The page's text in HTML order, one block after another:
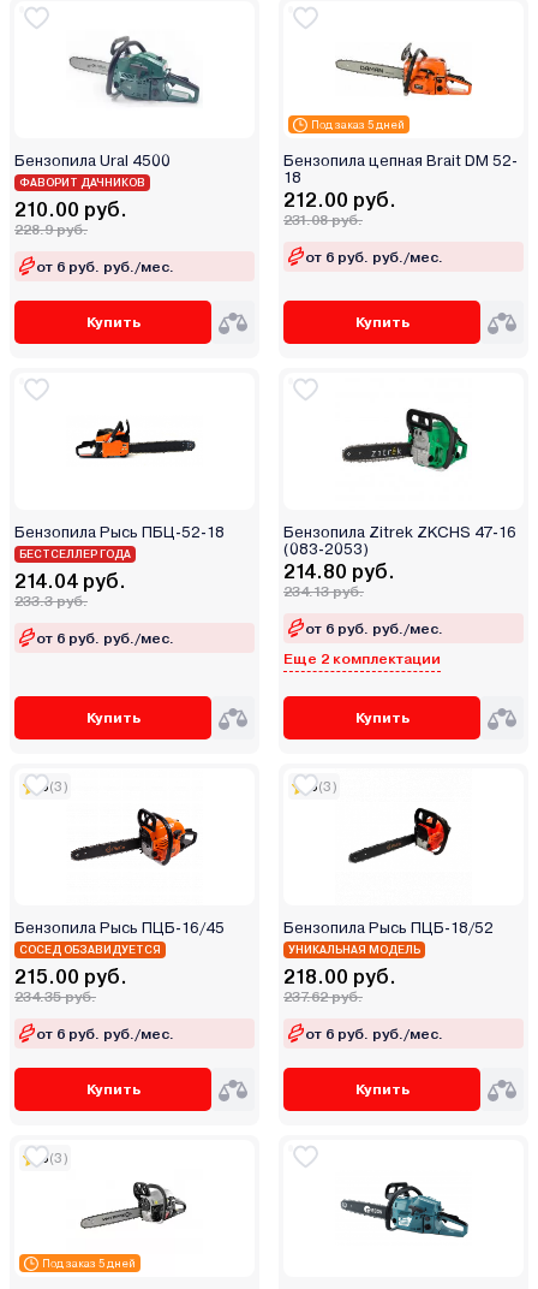
TOR
TOTAL
Ural
Vega
Verton
Winzor
Worx
Zitrek
Булат
Витязь
Вымпел
Диолд
Инстар
Минск
Мобил К
Парма
Ресанта
Республика Беларусь
Рысь
СОЮЗ
Ударник
Хопер
Энергомаш
Бензопила Ural 4500
ФАВОРИТ ДАЧНИКОВ
210.00 руб.
228.9 руб.
от 6 руб. руб./мес.
Купить
Под заказ 5 дней
Бензопила цепная Brait DM 52-
18
212.00 руб.
231.08 руб.
от 6 руб. руб./мес.
Купить
Бензопила Рысь ПБЦ-52-18
БЕСТСЕЛЛЕР ГОДА
214.04 руб.
233.3 руб.
от 6 руб. руб./мес.
Купить
Бензопила Zitrek ZKCHS 47-16
(083-2053)
214.80 руб.
234.13 руб.
от 6 руб. руб./мес.
Еще 2 комплектации
Купить
5(3)
Бензопила Рысь ПЦБ-16/45
СОСЕД ОБЗАВИДУЕТСЯ
215.00 руб.
234.35 руб.
от 6 руб. руб./мес.
Купить
5(3)
Бензопила Рысь ПЦБ-18/52
УНИКАЛЬНАЯ МОДЕЛЬ
218.00 руб.
237.62 руб.
от 6 руб. руб./мес.
Купить
Под заказ 5 дней
5(3)